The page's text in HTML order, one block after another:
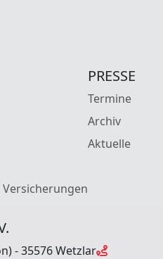
PRESSE
Termine
Archiv
Aktuelle
- 35576 Wetzlar